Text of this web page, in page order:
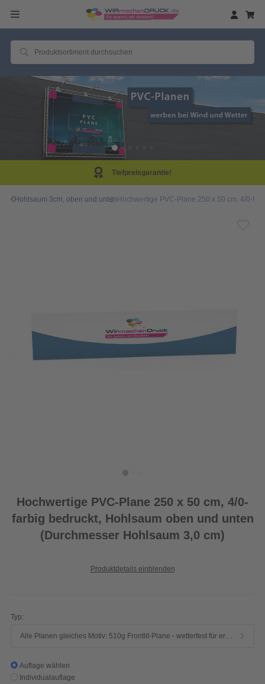
Hohlsaum 3cm, oben und untenHochwertige PVC-Plane 250 x 50 cm, 4/0-
Hochwertige PVC-Plane 250 x 50 cm, 4/0-
farbig bedruckt, Hohlsaum oben und unten
(Durchmesser Hohlsaum 3,0 cm)
Produktdetails einblenden
Typ:
Auflage wählen
Individualauflage